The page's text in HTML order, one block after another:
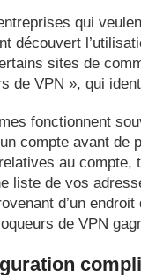
qui
découvert
sites de
de VPN », qui
fonctionnent
compte avant de
au compte,
liste de vos
d’un
de VPN